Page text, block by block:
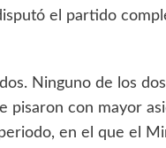
el partido
Ninguno de los
pisaron con mayor
en el que el